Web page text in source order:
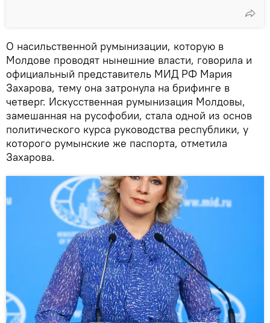
О насильственной румынизации, которую в
Молдове проводят нынешние власти, говорила и
официальный представитель МИД РФ Мария
Захарова, тему она затронула на брифинге в
четверг. Искусственная румынизация Молдовы,
замешанная на русофобии, стала одной из основ
политического курса руководства республики, у
которого румынские же паспорта, отметила
Захарова.